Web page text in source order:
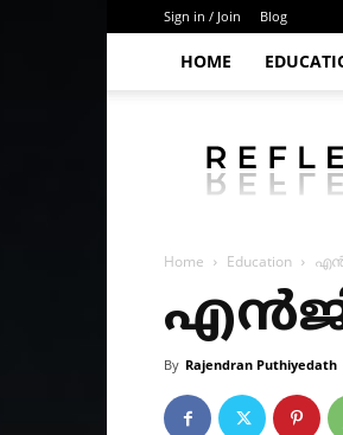
Sign in / Join Blog
HOME
Home Education
By Rajendran Puthiyedath